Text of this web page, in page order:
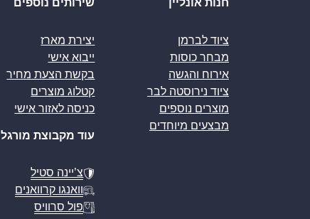
ציוד לברמן
מבחר כוסות
אירוח והגשה
ציוד נירוסטה לבר
מוצרים נוספים
מבצעים מיוחדים
יצירת מארז
ייבוא אישי
בקשת הצעת מחיר
קטלוג מוצרים
כניסה לאזור אישי
עוד מקבוצת מורגל
צ’יינה סטיל
וואנגו קרוואנים
פול סרוויס